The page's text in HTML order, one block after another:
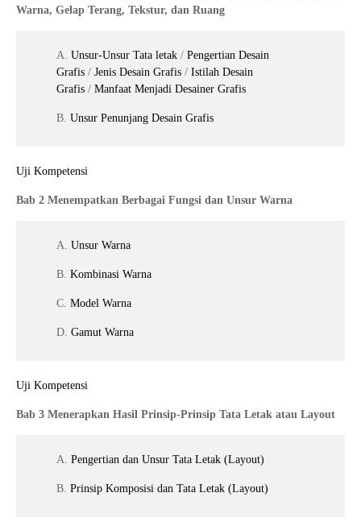
Warna, Gelap Terang, Tekstur, dan Ruang
A. Unsur-Unsur Tata letak / Pengertian Desain
Grafis / Jenis Desain Grafis / Istilah Desain
Grafis / Manfaat Menjadi Desainer Grafis
B. Unsur Penunjang Desain Grafis
Uji Kompetensi
Bab 2 Menempatkan Berbagai Fungsi dan Unsur Warna
A. Unsur Warna
B. Kombinasi Warna
C. Model Warna
D. Gamut Warna
Uji Kompetensi
Bab 3 Menerapkan Hasil Prinsip-Prinsip Tata Letak atau Layout
A. Pengertian dan Unsur Tata Letak (Layout)
B. Prinsip Komposisi dan Tata Letak (Layout)